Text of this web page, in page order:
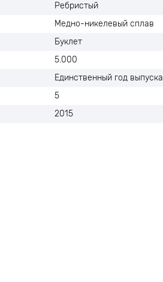
Ребристый
Медно-никелевый сплав
Буклет
5.000
Единственный год выпуска
5
2015